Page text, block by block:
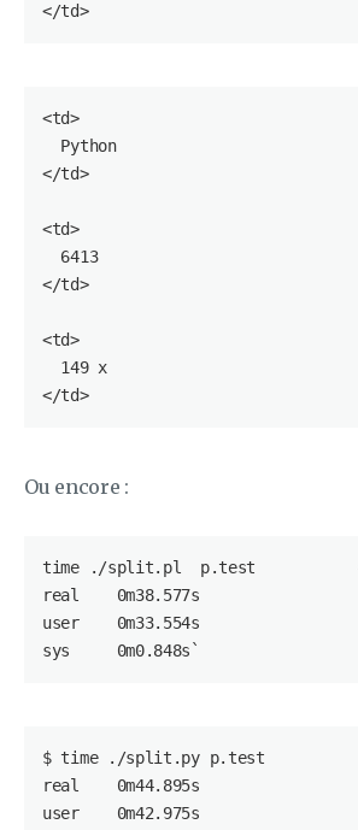
</td >
<td>
  Python
</td>
<td>
6413
</td>
<td>
149 x
</td >
Ou encore :
time ./split.pl  p.test
real    0m38.577s
user    0m33.554s
sys     0m0.848s`
$ time ./split.py
real    0m44.895s
user    0m42.975s